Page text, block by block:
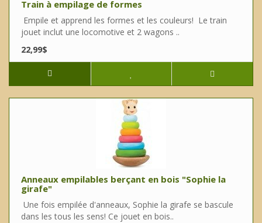
Train à empilage de formes
Empile et apprend les formes et les couleurs! Le train
jouet inclut une locomotive et 2 wagons ..
22,99$
Anneaux empilables berçant en bois "Sophie la
girafe"
Une fois empilée d'anneaux, Sophie la girafe se bascule
dans les tous les sens! Ce jouet en bois..